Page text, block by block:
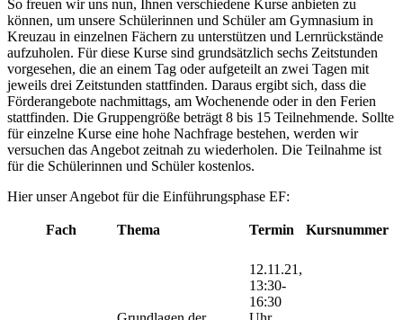
So freuen wir uns nun, Ihnen verschiedene Kurse anbieten zu
können, um unsere Schülerinnen und Schüler am Gymnasium in
Kreuzau in einzelnen Fächern zu unterstützen und Lernrückstände
aufzuholen. Für diese Kurse sind grundsätzlich sechs Zeitstunden
vorgesehen, die an einem Tag oder aufgeteilt an zwei Tagen mit
jeweils drei Zeitstunden stattfinden. Daraus ergibt sich, dass die
Förderangebote nachmittags, am Wochenende oder in den Ferien
stattfinden. Die Gruppengröße beträgt 8 bis 15 Teilnehmende. Sollte
für einzelne Kurse eine hohe Nachfrage bestehen, werden wir
versuchen das Angebot zeitnah zu wiederholen. Die Teilnahme ist
für die Schülerinnen und Schüler kostenlos.
Hier unser Angebot für die Einführungsphase EF:
Fach Thema Termin Kursnummer
12.11.21,
13:30-
16:30